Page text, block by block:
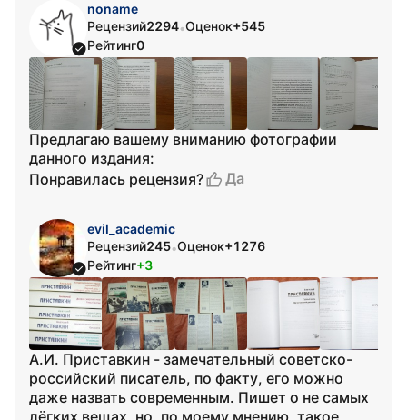
noname
Рецензий2294•Оценок+545
Рейтинг0
Предлагаю вашему вниманию фотографии
данного издания:
Понравилась рецензия?
Да
evil_academic
Рецензий245•Оценок+1276
Рейтинг+3
А.И. Приставкин - замечательный советско-
российский писатель, по факту, его можно
даже назвать современным. Пишет о не самых
лёгких вещах, но, по моему мнению, такое